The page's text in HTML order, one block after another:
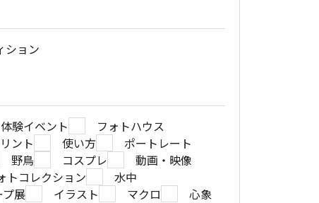
ション
体験イベント
フォトハウス
ント 使い方
ポートレート
野鳥 コスプレ
動画・映像
トコレクション
水中
プ展 イラスト マクロ
心象